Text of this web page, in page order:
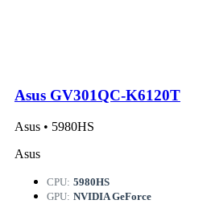
Asus GV301QC-K6120T
Asus • 5980HS
Asus
CPU: 5980HS
GPU: NVIDIA GeForce